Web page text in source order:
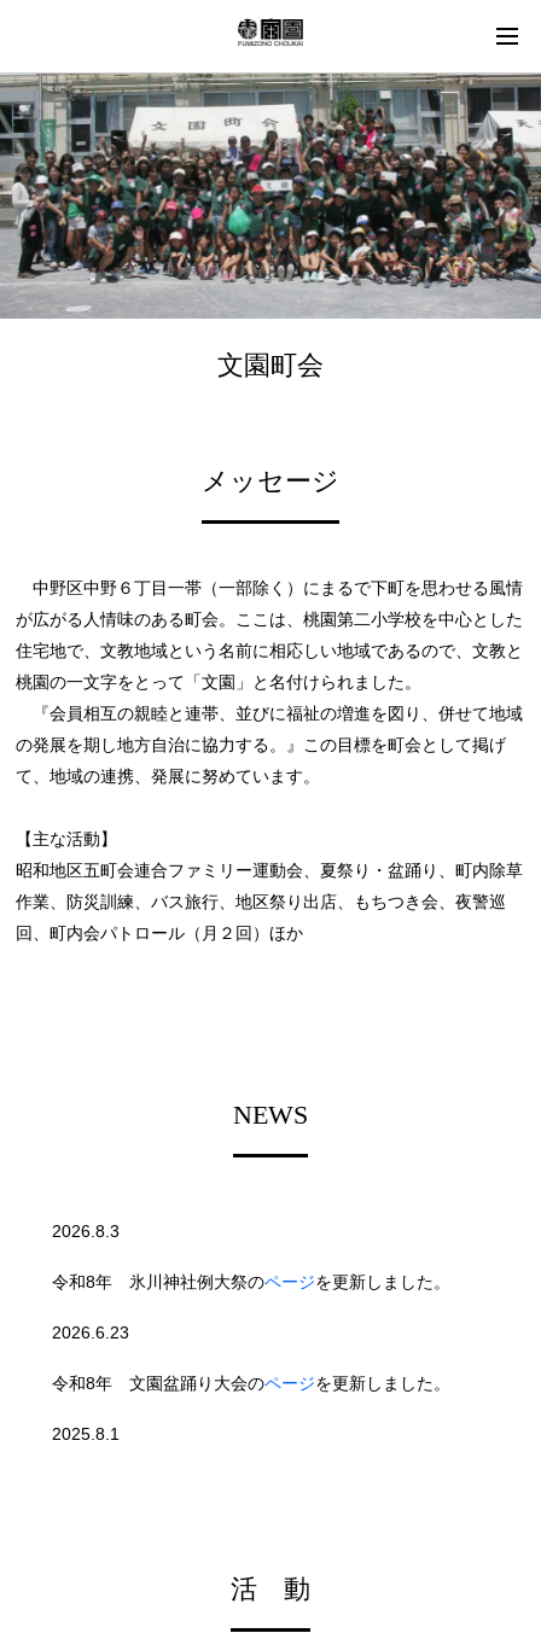
文園町会
メッセージ
中野区中野６丁目一帯（一部除く）にまるで下町を思わせる風情
が広がる人情味のある町会。ここは、桃園第二小学校を中心とした
住宅地で、文教地域という名前に相応しい地域であるので、文教と
桃園の一文字をとって「文園」と名付けられました。
『会員相互の親睦と連帯、並びに福祉の増進を図り、併せて地域
の発展を期し地方自治に協力する。』この目標を町会として掲げ
て、地域の連携、発展に努めています。
【主な活動】
昭和地区五町会連合ファミリー運動会、夏祭り・盆踊り、町内除草
作業、防災訓練、バス旅行、地区祭り出店、もちつき会、夜警巡
回、町内会パトロール（月２回）ほか
NEWS
2026.8.3
令和8年 氷川神社例大祭のページを更新しました。
2026.6.23
令和8年 文園盆踊り大会のページを更新しました。
2025.8.1
令和7年 文園盆踊り大会の ページ
活 動